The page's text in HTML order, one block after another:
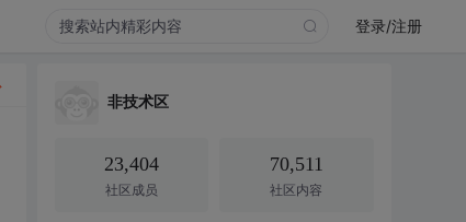
登录/注册
非技术区
23,404
社区成员
70,511
社区内容